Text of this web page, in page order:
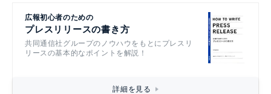
広報初心者のための
プレスリリースの書き方
共同通信社グループのノウハウをもとにプレスリ
リースの基本的なポイントを解説！
詳細を見る